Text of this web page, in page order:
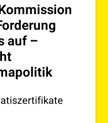
auf –